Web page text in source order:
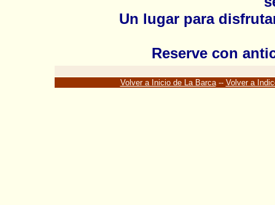
Un lugar para
Reserve con
Volver a Inicio de La Barca -- Volver a